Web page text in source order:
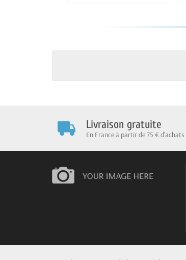
Livraison gratuite
En France à partir de 75 € d'achats